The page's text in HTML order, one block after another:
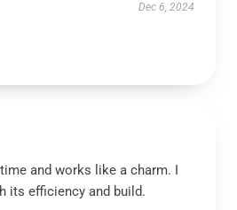
Dec 6, 2024
and works like a charm. I
its efficiency and build.